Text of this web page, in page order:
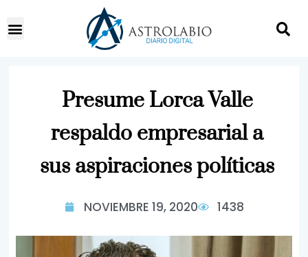
Presume Lorca Valle
respaldo empresarial a
sus aspiraciones políticas
NOVIEMBRE 19, 2020 1438